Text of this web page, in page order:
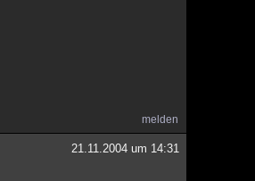
melden
21.11.2004 um 14:31